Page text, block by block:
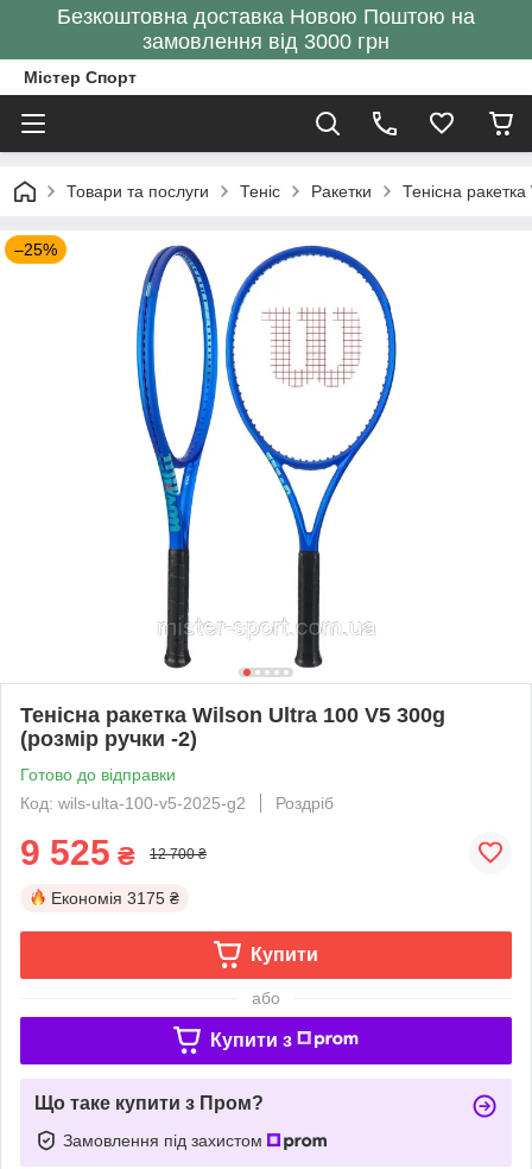
Безкоштовна доставка Новою Поштою на
замовлення від 3000 грн
Містер Спорт
Товари та послуги Теніс Ракетки Тенісна
–25%
Тенісна ракетка Wilson Ultra 100 V5 300g
(розмір ручки -2)
Готово до відправки
Код: wils-ulta-100-v5-2025-g2
Роздріб
9 525 ₴ 12 700 ₴
Економія 3175 ₴
Купити
або
Купити з
Що таке купити з Пром?
Замовлення під захистом